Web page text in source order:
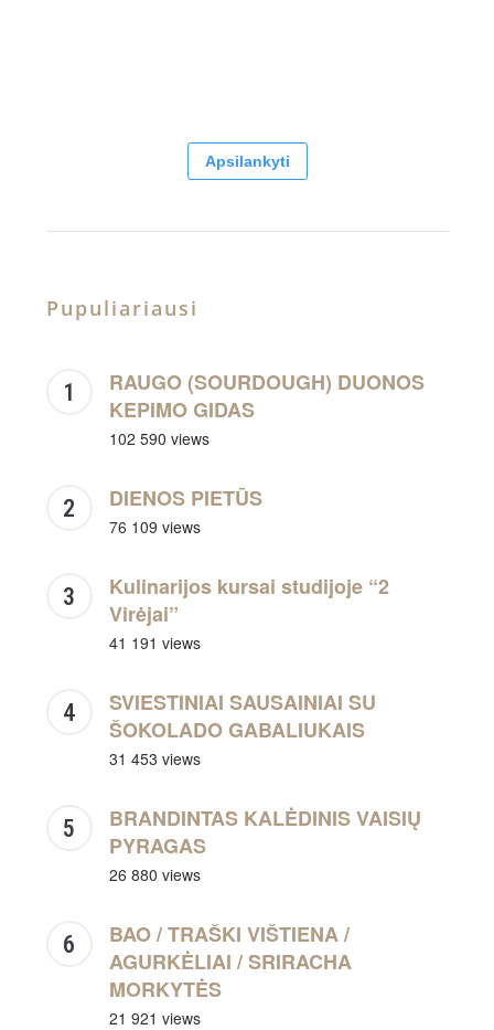
Apsilankyti
Pupuliariausi
RAUGO (SOURDOUGH) DUONOS
KEPIMO GIDAS
102 590 views
DIENOS PIETŪS
76 109 views
Kulinarijos kursai studijoje “2
Virėjai”
41 191 views
SVIESTINIAI SAUSAINIAI SU
ŠOKOLADO GABALIUKAIS
31 453 views
BRANDINTAS KALĖDINIS VAISIŲ
PYRAGAS
26 880 views
BAO / TRAŠKI VIŠTIENA /
AGURKĖLIAI / SRIRACHA
MORKYTĖS
21 921 views